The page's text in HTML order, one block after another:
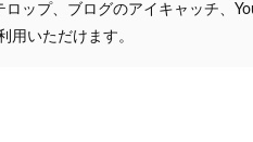
ップ、ブログのアイキャッチ、
用いただけます。